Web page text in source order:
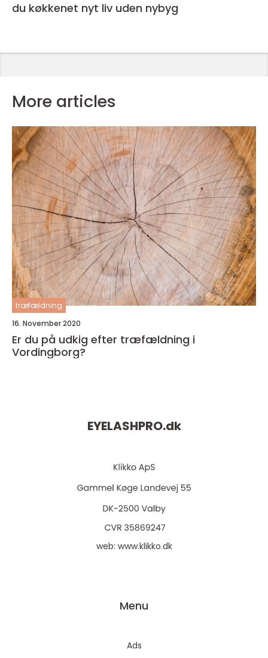
du køkkenet nyt liv uden nybyg
More articles
træfældning
16. November 2020
Er du på udkig efter træfældning i
Vordingborg?
EYELASHPRO.dk
web: www.klikko.dk
Menu
Ads